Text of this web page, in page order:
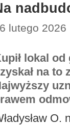
lutego
lokal
na to
O.